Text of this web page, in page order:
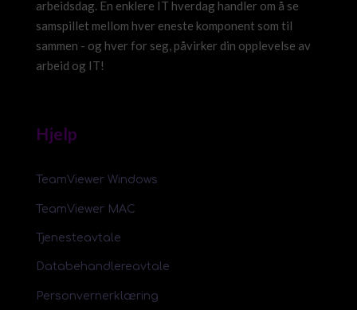
arbeidsdag. En enklere IT hverdag handler om å se
samspillet mellom hver eneste komponent som til
sammen - og hver for seg, påvirker din opplevelse av
arbeid og IT!
Hjelp
TeamViewer Windows
TeamViewer MAC
Tjenesteavtale
Databehandlereavtale
Personvernerklæring